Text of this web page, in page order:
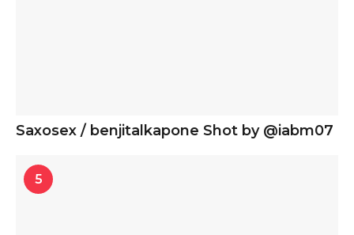
Saxosex / benjitalkapone Shot by @iabm07
5